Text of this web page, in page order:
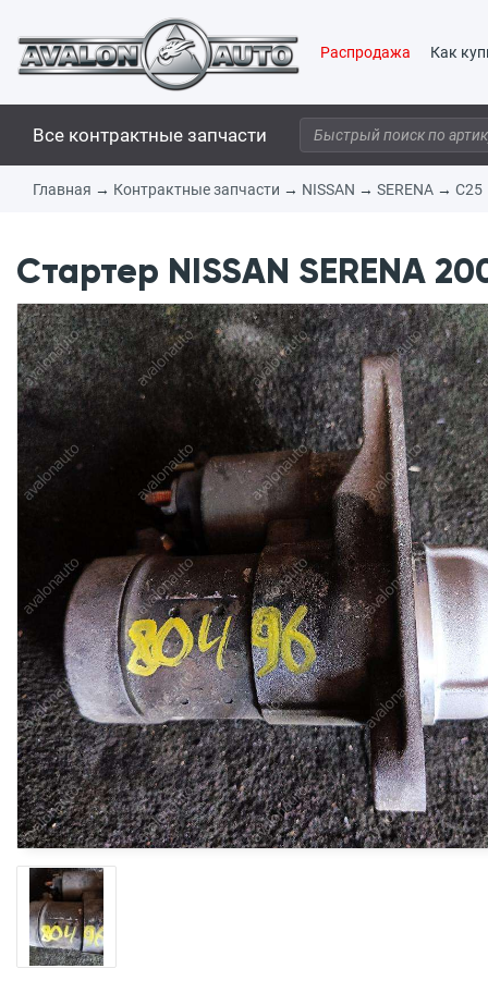
Распродажа Как
Все контрактные запчасти
Главная → Контрактные запчасти → NISSAN → SERENA → C25
Стартер NISSAN SERENA